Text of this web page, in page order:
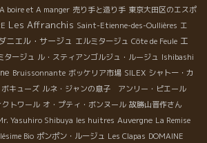
boire et A manger 売り手と造り手 東京大田区のエスポ
Les Affranchis Saint-Etienne-des-Oullières エ
ニエル・サージュ エルミタージュ Côte de Feule エ
タージュ ル・スティアンゴルジュ・ルージュ Ishibashi
Bruissonnante ボッケリア市場 SILEX シャトー・カ
キューズ ルネ・ジャンの息子 アンリー・ピエール
トワール オ・プティ・ボンヌール 故勝山晋作さん
Yasuhiro Shibuya les huitres Auvergne La Remise
Bio ポンポン・ルージュ Les Clapas DOMAINE